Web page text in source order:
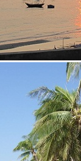
Siem Reap
Phnom Penh
Luang Prabang